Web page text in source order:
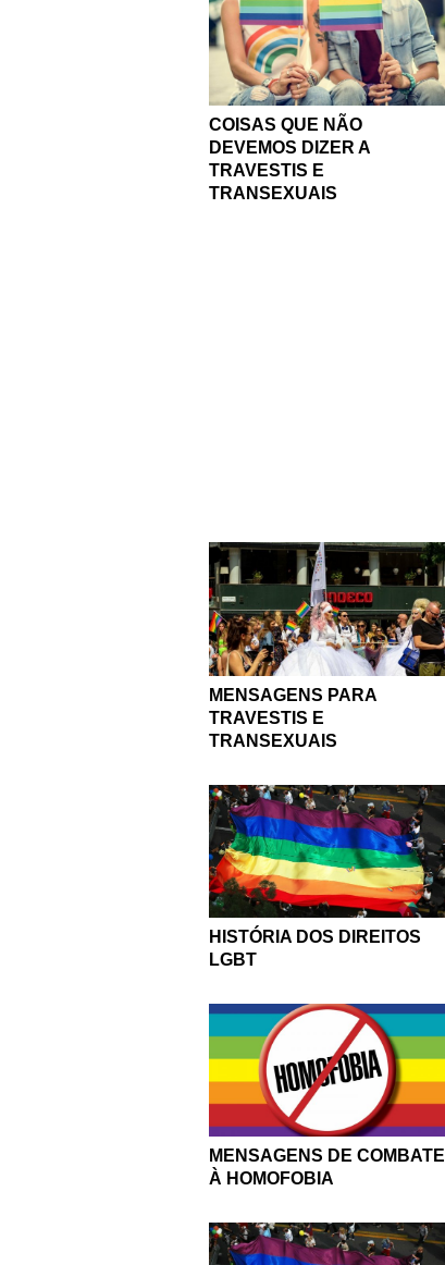
COISAS QUE NÃO
DEVEMOS DIZER A
TRAVESTIS E
TRANSEXUAIS
MENSAGENS PARA
TRAVESTIS E
TRANSEXUAIS
HISTÓRIA DOS DIREITOS
LGBT
MENSAGENS DE COMBATE
À HOMOFOBIA